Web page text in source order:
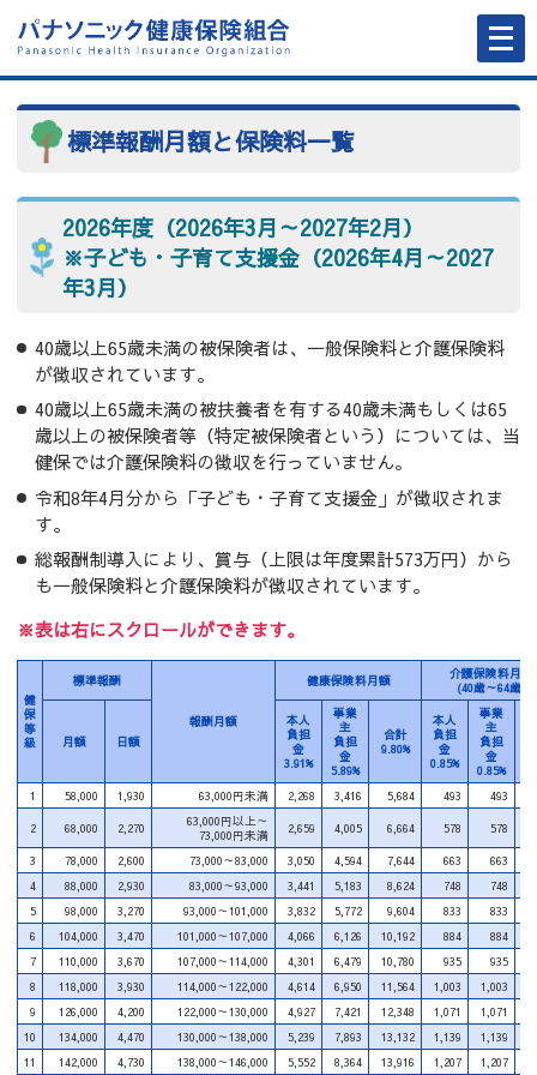
メ
ニ
ュ
ー
開
標準報酬月額と保険料一覧
2026年度（2026年3月～2027年2月）
※子ども・子育て支援金（2026年4月～2027
年3月）
40歳以上65歳未満の被保険者は、一般保険料と介護保険料
が徴収されています。
40歳以上65歳未満の被扶養者を有する40歳未満もしくは65
歳以上の被保険者等（特定被保険者という）については、当
健保では介護保険料の徴収を行っていません。
令和8年4月分から「子ども・子育て支援金」が徴収されま
す。
総報酬制導入により、賞与（上限は年度累計573万円）から
も一般保険料と介護保険料が徴収されています。
※表は右にスクロールができます。
健
保
等
級
標準報酬
報酬月額
健康保険料月額
介護保険料月額
(40歳～64歳)
月額 日額
本人
負担
金
3.91%
事業
主
負担
金
5.89%
合計
9.80%
本人
負担
金
0.85%
事業
主
負担
金
0.85%
1 58,000 1,930 63,000円未満 2,268 3,416 5,684 493
493
2
68,000 2,270
63,000円以上～
73,000円未満
2,659 4,005 6,664 578 578
3
78,000 2,600 73,000～83,000 3,050 4,594 7,644 663 663
4
88,000 2,930 83,000～93,000 3,441 5,183 8,624 748 748
5
98,000 3,270 93,000～101,000 3,832 5,772 9,604 833 833
6
104,000 3,470 101,000～107,000 4,066 6,126 10,192 884 884
7
110,000 3,670 107,000～114,000 4,301 6,479 10,780 935 935
8
118,000 3,930 114,000～122,000 4,614 6,950 11,564 1,003 1,003
9
126,000 4,200 122,000～130,000 4,927 7,421 12,348 1,071 1,071
10
134,000 4,470 130,000～138,000 5,239 7,893 13,132 1,139 1,139
11
142,000 4,730 138,000～146,000 5,552 8,364 13,916 1,207 1,207